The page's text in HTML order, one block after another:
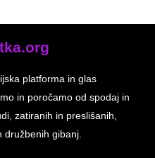
platforma in glas
in poročamo od spodaj in
zatiranih in preslišanih,
družbenih gibanj.